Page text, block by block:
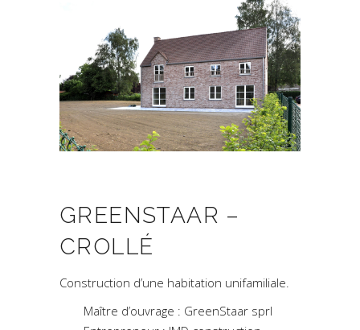
GREENSTAAR –
CROLLÉ
Construction d’une habitation unifamiliale.
Maître d’ouvrage : GreenStaar sprl